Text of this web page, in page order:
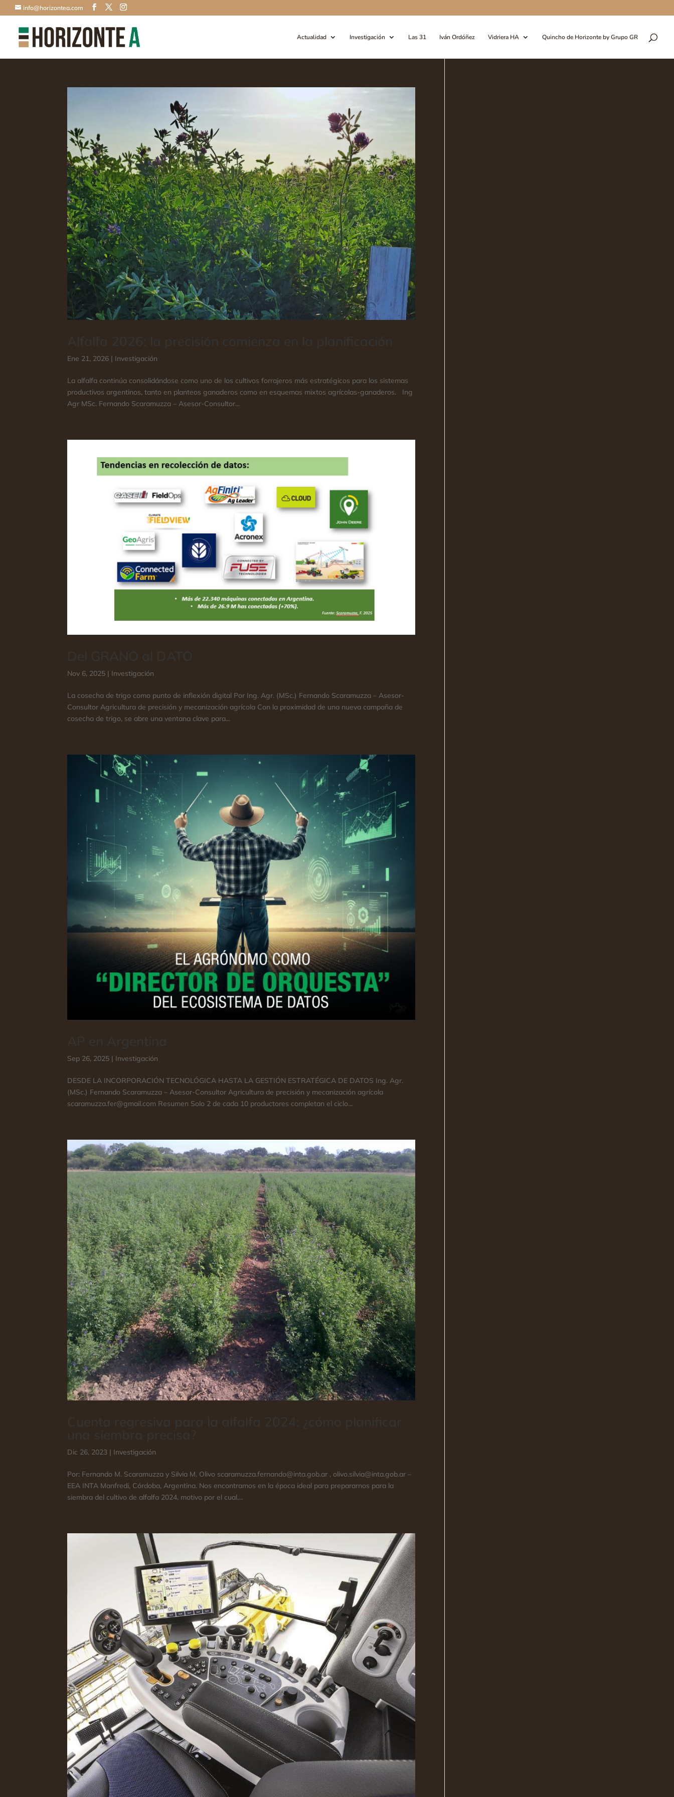
info@horizontea.com
Actualidad Investigación Las 31 Iván Ordóñez Vidriera HA Quincho de Horizonte by Grupo GR
Ene 21, 2026 | Investigación
La alfalfa continúa consolidándose como uno de los cultivos forrajeros más estratégicos para los sistemas
productivos argentinos, tanto en planteos ganaderos como en esquemas mixtos agrícolas-ganaderos. Ing
Agr MSc. Fernando Scaramuzza – Asesor-Consultor...
Nov 6, 2025 | Investigación
La cosecha de trigo como punto de inflexión digital Por Ing. Agr. (MSc.) Fernando Scaramuzza – Asesor-
Consultor ​Agricultura de precisión y mecanización agrícola Con la proximidad de una nueva campaña de
cosecha de trigo, se abre una ventana clave para...
Sep 26, 2025 | Investigación
DESDE LA INCORPORACIÓN TECNOLÓGICA HASTA LA GESTIÓN ESTRATÉGICA DE DATOS Ing. Agr.
(MSc.) Fernando Scaramuzza – Asesor-Consultor ​Agricultura de precisión y mecanización agrícola
scaramuzza.fer@gmail.com Resumen Solo 2 de cada 10 productores completan el ciclo...
Dic 26, 2023 | Investigación
Por: Fernando M. Scaramuzza y Silvia M. Olivo scaramuzza.fernando@inta.gob.ar , olivo.silvia@inta.gob.ar –
EEA INTA Manfredi, Córdoba, Argentina. Nos encontramos en la época ideal para prepararnos para la
siembra del cultivo de alfalfa 2024, motivo por el cual,...